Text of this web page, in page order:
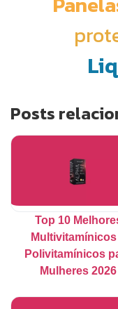
Posts
Top 10
Multivitamínicos
Polivitamínicos
Mulheres 2026